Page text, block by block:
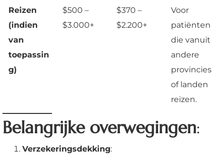
Reizen
(indien
van
toepassin
g)
$500 –
$3.000+
$370 –
$2.200+
Voor
patiënten
die vanuit
andere
provincies
of landen
reizen.
Belangrijke overwegingen:
Verzekeringsdekking: